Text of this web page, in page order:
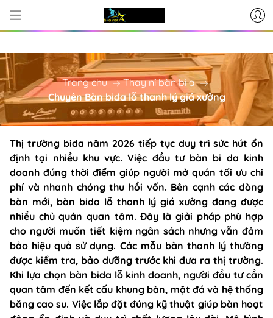
CƠ SỞ CUNG CẤP BÀN BI-A -
Trang chủ
Thay nỉ bàn bi a
Chuyên Bàn bida lỗ thanh lý giá xưởng
Thị trường bida năm 2026 tiếp tục duy trì sức hút ổn
định tại nhiều khu vực. Việc đầu tư bàn bi da kinh
doanh đúng thời điểm giúp người mở quán tối ưu chi
phí và nhanh chóng thu hồi vốn. Bên cạnh các dòng
bàn mới, bàn bida lỗ thanh lý giá xưởng đang được
nhiều chủ quán quan tâm. Đây là giải pháp phù hợp
cho người muốn tiết kiệm ngân sách nhưng vẫn đảm
bảo hiệu quả sử dụng. Các mẫu bàn thanh lý thường
được kiểm tra, bảo dưỡng trước khi đưa ra thị trường.
Khi lựa chọn bàn bida lỗ kinh doanh, người đầu tư cần
quan tâm đến kết cấu khung bàn, mặt đá và hệ thống
băng cao su. Việc lắp đặt đúng kỹ thuật giúp bàn hoạt